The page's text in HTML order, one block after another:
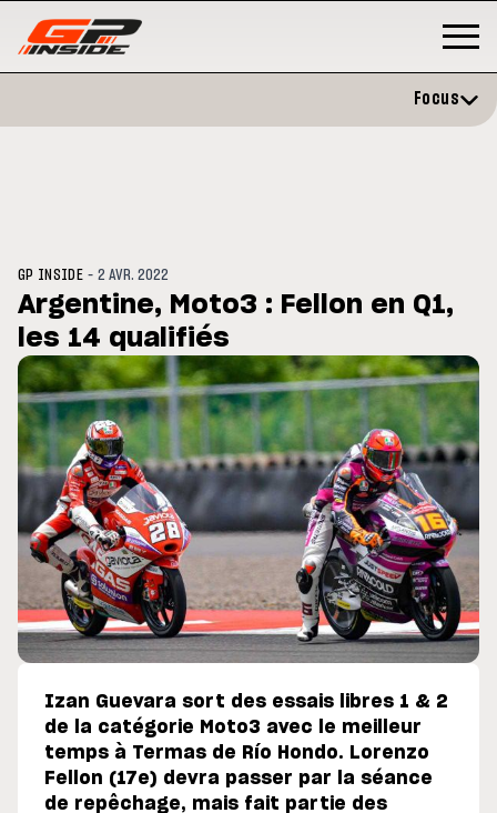
: Horaires et
du GP de Grande-
Zarco évite l'opération et vise
retour en septembre
Focus
GP INSIDE -2 AVR. 2022
Argentine, Moto3 : Fellon en Q1,
les 14 qualifiés
Izan Guevara sort des essais libres 1 & 2
de la catégorie Moto3 avec le meilleur
temps à Termas de Río Hondo. Lorenzo
Fellon (17e) devra passer par la séance
de repêchage, mais fait partie des